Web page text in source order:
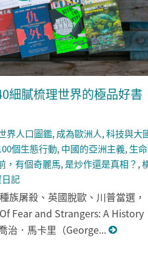
細膩梳理世界的極品好書
界人口圖鑑, 成為歐洲人,科技與大
個生態行動, 中國的亞洲主義, 生命
，有個奇麗馬,是炒作還是真相？ ,
記
族屠殺、英國脫歐、川普當選，
Fear and Strangers: A History
治．馬卡里（George...